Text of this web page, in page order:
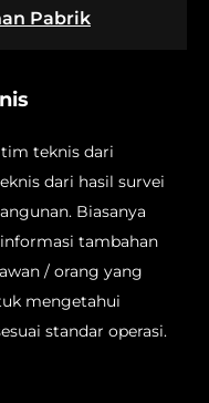
Pabrik
teknis dari
dari hasil survei
Biasanya
tambahan
/ orang yang
mengetahui
standar operasi.